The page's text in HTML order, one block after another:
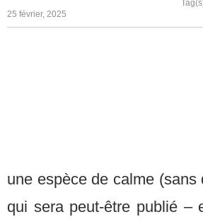
25 février, 2025
une espèce de calme
qui sera peut-être publié –